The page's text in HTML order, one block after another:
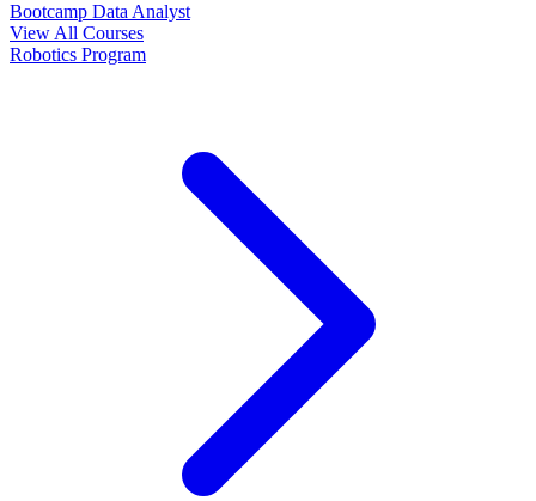
Bootcamp Data Analyst
View All Courses
Robotics Program